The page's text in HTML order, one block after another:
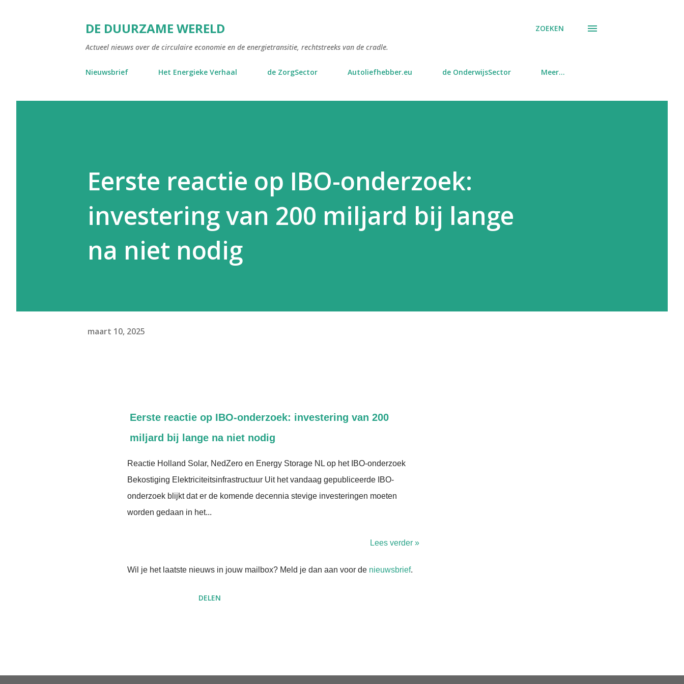
DE DUURZAME WERELD
Actueel nieuws over de circulaire economie en de energietransitie, rechtstreeks van de cradle.
ZOEKEN
Nieuwsbrief Het Energieke Verhaal de ZorgSector Autoliefhebber.eu de OnderwijsSector Meer…
Eerste reactie op IBO-onderzoek:
investering van 200 miljard bij lange
na niet nodig
maart 10, 2025
Eerste reactie op IBO-onderzoek: investering van 200
miljard bij lange na niet nodig
Reactie Holland Solar, NedZero en Energy Storage NL op het IBO-onderzoek
Bekostiging Elektriciteitsinfrastructuur Uit het vandaag gepubliceerde IBO-
onderzoek blijkt dat er de komende decennia stevige investeringen moeten
worden gedaan in het...
Lees verder »
Wil je het laatste nieuws in jouw mailbox? Meld je dan aan voor de nieuwsbrief.
DELEN